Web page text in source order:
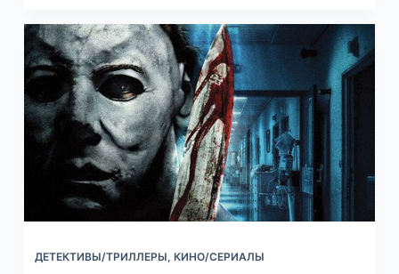
ДЕТЕКТИВЫ/ТРИЛЛЕРЫ, КИНО/СЕРИАЛЫ